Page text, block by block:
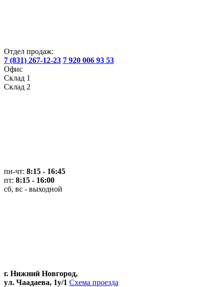
Отдел продаж:
7 (831) 267-12-23 7 920 006 93 53
Офис
Склад 1
Склад 2
пн-чт: 8:15 - 16:45
пт: 8:15 - 16:00
сб, вс - выходной
г. Нижний Новгород,
ул. Чаадаева, 1у/1 Схема проезда